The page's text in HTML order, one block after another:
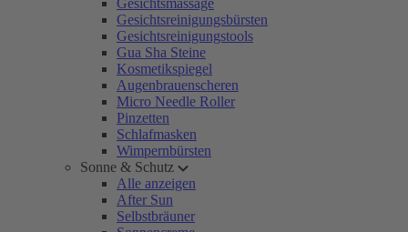
Gesichtsmassage
Gesichtsreinigungsbürsten
Gesichtsreinigungstools
Gua Sha Steine
Kosmetikspiegel
Augenbrauenscheren
Micro Needle Roller
Pinzetten
Schlafmasken
Wimpernbürsten
Sonne & Schutz
Alle anzeigen
After Sun
Selbstbräuner